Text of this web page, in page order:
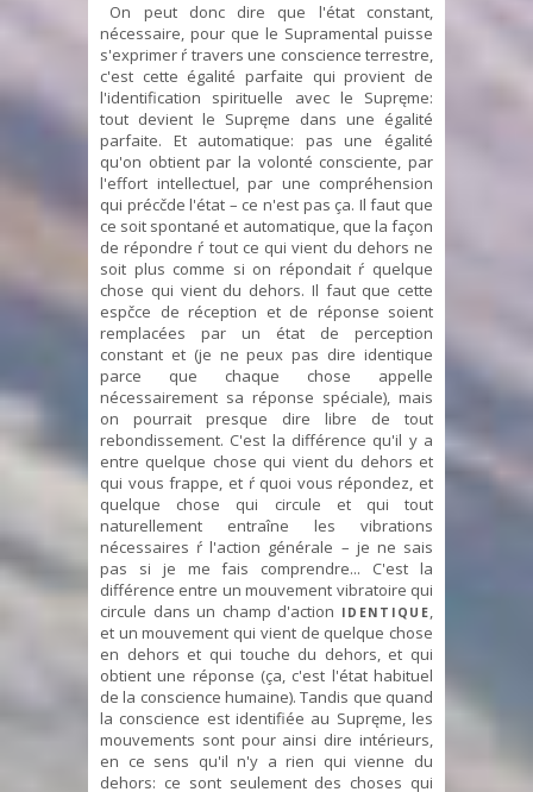
On peut donc dire que l'état constant,
nécessaire, pour que le Supramental puisse
s'exprimer ŕ travers une conscience terrestre,
c'est cette égalité parfaite qui provient de
l'identification spirituelle avec le Supręme:
tout devient le Supręme dans une égalité
parfaite. Et automatique: pas une égalité
qu'on obtient par la volonté consciente, par
l'effort intellectuel, par une compréhension
qui précčde l'état – ce n'est pas ça. Il faut que
ce soit spontané et automatique, que la façon
de répondre ŕ tout ce qui vient du dehors ne
soit plus comme si on répondait ŕ quelque
chose qui vient du dehors. Il faut que cette
espčce de réception et de réponse soient
remplacées par un état de perception
constant et (je ne peux pas dire identique
parce que chaque chose appelle
nécessairement sa réponse spéciale), mais
on pourrait presque dire libre de tout
rebondissement. C'est la différence qu'il y a
entre quelque chose qui vient du dehors et
qui vous frappe, et ŕ quoi vous répondez, et
quelque chose qui circule et qui tout
naturellement entraîne les vibrations
nécessaires ŕ l'action générale – je ne sais
pas si je me fais comprendre... C'est la
différence entre un mouvement vibratoire qui
circule dans un champ d'action IDENTIQUE,
et un mouvement qui vient de quelque chose
en dehors et qui touche du dehors, et qui
obtient une réponse (ça, c'est l'état habituel
de la conscience humaine). Tandis que quand
la conscience est identifiée au Supręme, les
mouvements sont pour ainsi dire intérieurs,
en ce sens qu'il n'y a rien qui vienne du
dehors: ce sont seulement des choses qui